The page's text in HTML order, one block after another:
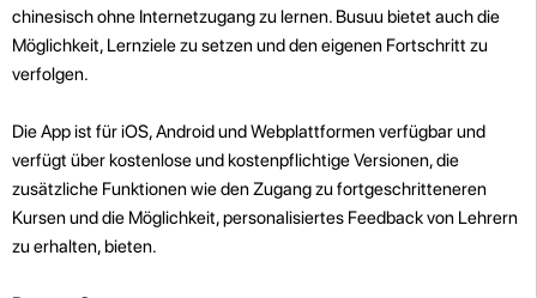
chinesisch ohne Internetzugang zu lernen. Busuu bietet auch die
Möglichkeit, Lernziele zu setzen und den eigenen Fortschritt zu
verfolgen.
Die App ist für iOS, Android und Webplattformen verfügbar und
verfügt über kostenlose und kostenpflichtige Versionen, die
zusätzliche Funktionen wie den Zugang zu fortgeschritteneren
Kursen und die Möglichkeit, personalisiertes Feedback von Lehrern
zu erhalten, bieten.